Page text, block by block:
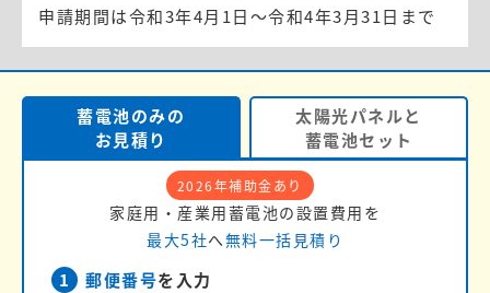
申請期間は令和3年4月1日～令和4年3月31日まで
蓄電池のみの
お見積り
太陽光パネルと
蓄電池セット
2026年補助金あり
家庭用・産業用蓄電池の設置費用を
最大5社へ無料一括見積り
1 郵便番号を入力